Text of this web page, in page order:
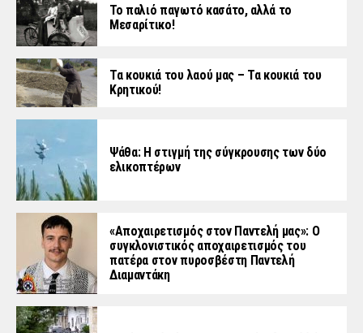
Το παλιό παγωτό κασάτο, αλλά το
Μεσαρίτικο!
Τα κουκιά του λαού μας – Τα κουκιά του
Κρητικού!
Ψάθα: Η στιγμή της σύγκρουσης των δύο
ελικοπτέρων
«Aποχαιρετισμός στον Παντελή μας»: Ο
συγκλονιστικός αποχαιρετισμός του
πατέρα στον πυροσβέστη Παντελή
Διαμαντάκη